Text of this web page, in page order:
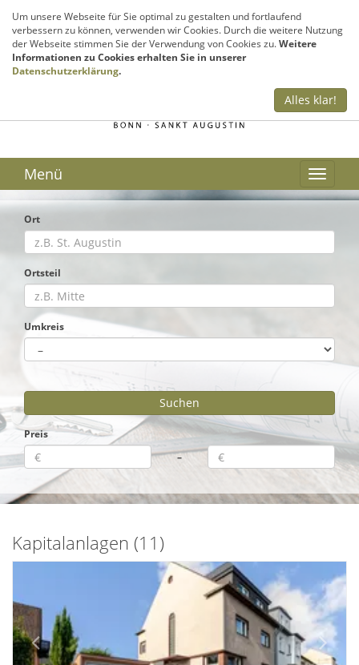
Sie haben Fragen? Rufen Sie uns an!
02241 – 999 300
Menü
Ort
Ortsteil
Umkreis
Preis
–
Kapitalanlagen (11)
Um unsere Webseite für Sie optimal zu gestalten und fortlaufend
verbessern zu können, verwenden wir Cookies. Durch die weitere Nutzung
der Webseite stimmen Sie der Verwendung von Cookies zu.Weitere
Informationen zu Cookies erhalten Sie in unserer
Datenschutzerklärung.
Alles klar!